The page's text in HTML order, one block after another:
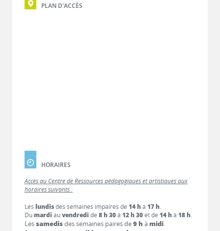
PLAN D'ACCÈS
HORAIRES
Accès au Centre de Ressources pédagogiques et artistiques aux
horaires suivants :
Les lundisdes semaines impaires de 14 hà 17 h.
Dumardi auvendredi de 8 h 30à 12 h 30et de 14 hà 18 h.
Lessamedisdes semaines paires de9 h à midi.